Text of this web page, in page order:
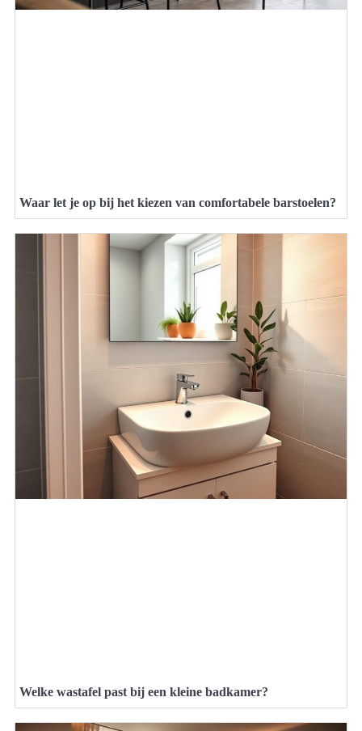
Waar let je op bij het kiezen van comfortabele barstoelen?
Welke wastafel past bij een kleine badkamer?